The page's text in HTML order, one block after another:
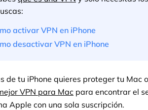
activar VPN en iPhone
desactivar VPN en iPhone
de tu iPhone quieres proteger tu Mac
VPN para Mac para encontrar el
Apple con una sola suscripción.